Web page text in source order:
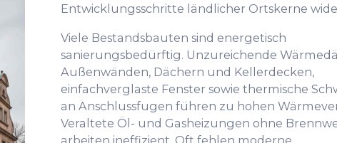
Entwicklungsschritte ländlicher Ortskerne
Viele Bestandsbauten sind energetisch
sanierungsbedürftig. Unzureichende
Außenwänden, Dächern und Kellerdecken,
einfachverglaste Fenster sowie thermische
an Anschlussfugen führen zu hohen
Veraltete Öl- und Gasheizungen ohne
arbeiten ineffizient. Oft fehlen moderne